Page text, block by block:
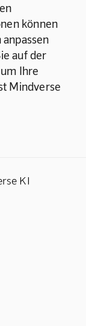
können
auf der
Ihre
Mindverse
KI